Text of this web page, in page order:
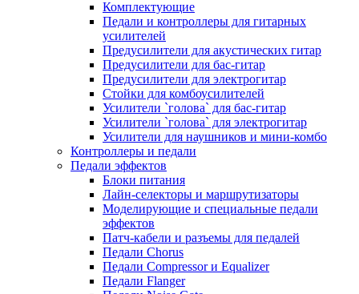
Комплектующие
Педали и контроллеры для гитарных
усилителей
Предусилители для акустических гитар
Предусилители для бас-гитар
Предусилители для электрогитар
Стойки для комбоусилителей
Усилители `голова` для бас-гитар
Усилители `голова` для электрогитар
Усилители для наушников и мини-комбо
Контроллеры и педали
Педали эффектов
Блоки питания
Лайн-селекторы и маршрутизаторы
Моделирующие и специальные педали
эффектов
Патч-кабели и разъемы для педалей
Педали Chorus
Педали Compressor и Equalizer
Педали Flanger